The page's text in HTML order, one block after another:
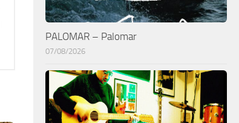
PALOMAR – Palomar
07/08/2026